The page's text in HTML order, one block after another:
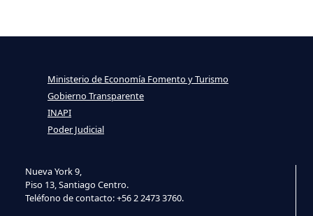
Nueva York 9,
Piso 13, Santiago Centro.
Teléfono de contacto: +56 2 2473 3760.
Ministerio de Economía Fomento y Turismo
Gobierno Transparente
INAPI
Poder Judicial